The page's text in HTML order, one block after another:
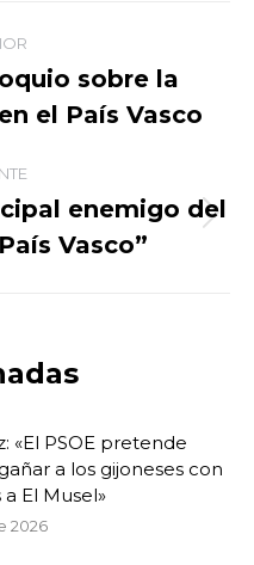
sobre la
el País Vasco
enemigo del
Vasco”
«El PSOE pretende
a los gijoneses con
El Musel»
2026